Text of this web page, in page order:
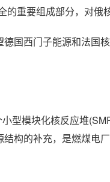
重要组成部分，对俄
国西门子能源和法国
型模块化核反应堆
构的补充，是燃煤电